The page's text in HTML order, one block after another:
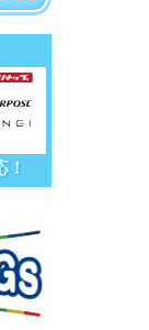
！